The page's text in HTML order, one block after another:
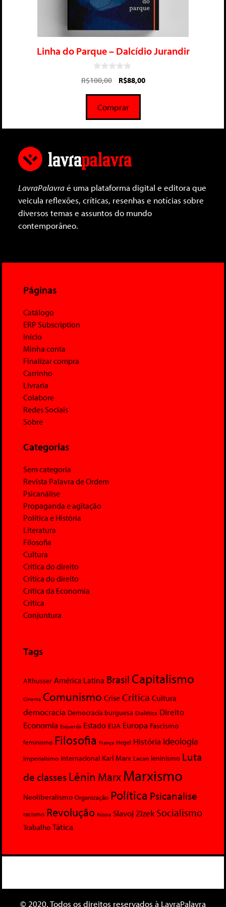
Linha do Parque – Dalcídio Jurandir
0
d
5
R$100,00 R$88,00
Comprar
LavraPalavraé uma plataforma digital e editora que
veicula reflexões, críticas, resenhas e notícias sobre
diversos temas e assuntos do mundo
contemporâneo.
Páginas
Catálogo
ERP Subscription
Início
Minha conta
Finalizar compra
Carrinho
Livraria
Colabore
Redes Sociais
Sobre
Categorias
Sem categoria
Revista Palavra de Ordem
Psicanálise
Propaganda e agitação
Política e História
Literatura
Filosofia
Cultura
Crítica do direito
Crítica do direito
Crítica da Economia
Crítica
Conjuntura
Tags
Althusser América Latina Brasil Capitalismo
Cinema Comunismo Crise Crítica Cultura
democracia Democracia burguesa Dialética Direito
Economia Esquerda Estado EUA Europa Fascismo
feminismo Filosofia França Hegel História Ideologia
Imperialismo Internacional Karl Marx Lacan leninismo Luta
de classesLênin MarxMarxismo
Neoliberalismo Organização Política Psicanalise
racismo Revolução Rússia Slavoj Zizek Socialismo
Trabalho Tática
© 2020. Todos os direitos reservados à LavraPalavra